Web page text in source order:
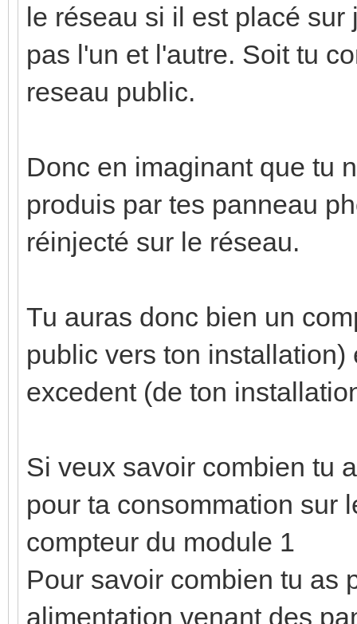
le réseau si il est placé
pas l'un et l'autre. Soit tu
reseau public.
Donc en imaginant que tu
produis par tes panneau
réinjecté sur le réseau.
Tu auras donc bien un
public vers ton
excedent (de ton
Si veux savoir combien tu
pour ta consommation sur
compteur du module 1
Pour savoir combien tu as
alimentation venant des